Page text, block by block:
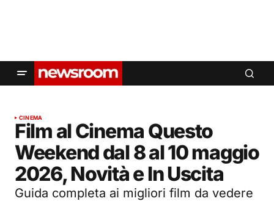
CINEMA
Film al Cinema Questo
Weekend dal 8 al 10 maggio
2026, Novità e In Uscita
Guida completa ai migliori film da vedere